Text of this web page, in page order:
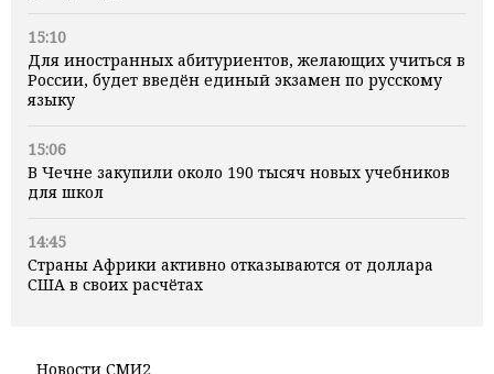
15:10
Для иностранных абитуриентов, желающих учиться в
России, будет введён единый экзамен по русскому
языку
15:06
В Чечне закупили около 190 тысяч новых учебников
для школ
14:45
Страны Африки активно отказываются от доллара
США в своих расчётах
Новости СМИ2